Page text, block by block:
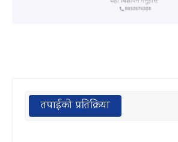
तपाईको प्रतिक्रिया